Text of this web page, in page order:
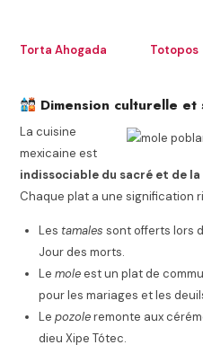
Torta Ahogada Totopos
Dimension culturelle et
La cuisine
mexicaine est
indissociable du sacré et de
Chaque plat a une signification
Les tamales sont offerts lors
Jour des morts.
Lemoleest un plat de
pour les mariages et les
Lepozoleremonte aux
dieu Xipe Tótec.